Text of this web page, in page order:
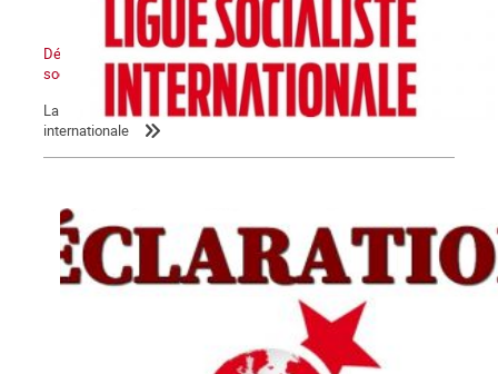
Déclaration de la LIS : L’Etat sioniste sera détruit, un Moyen-Orient
socialiste renaîtra de ses cendres
La Commune relaie la déclaration de la Ligue socialiste
internationale